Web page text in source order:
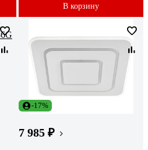
В корзину
-17%
7 985 ₽